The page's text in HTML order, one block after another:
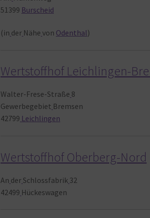
51399 Burscheid
(in der Nähe von Odenthal)
Wertstoffhof Leichlingen-
Walter-Frese-Straße 8
Gewerbegebiet Bremsen
42799 Leichlingen
Wertstoffhof Oberberg-Nord
An der Schlossfabrik 32
42499 Hückeswagen